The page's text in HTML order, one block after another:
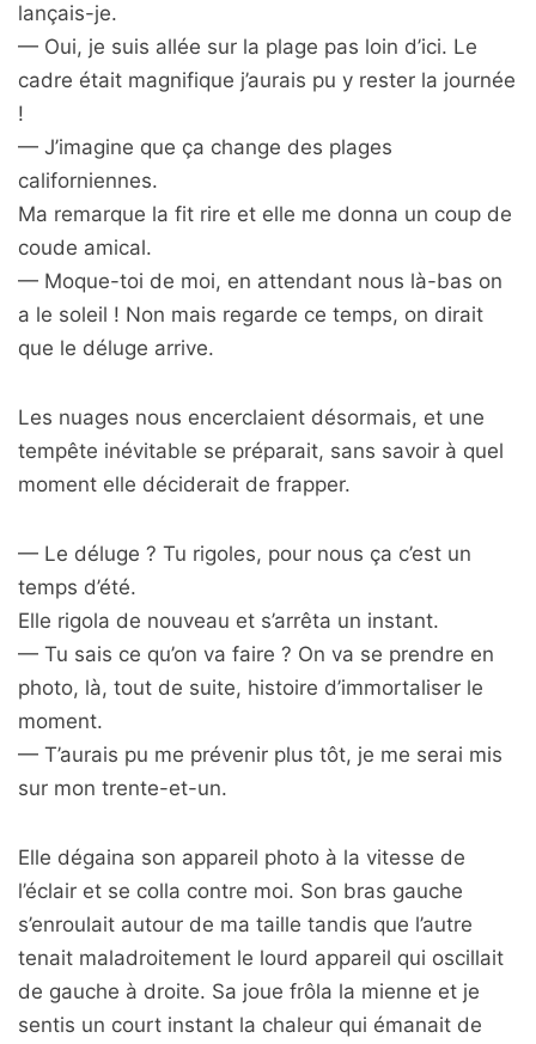
lançais-je.
— Oui, je suis allée sur la plage pas loin d’ici. Le
cadre était magnifique j’aurais pu y rester la journée
!
— J’imagine que ça change des plages
californiennes.
Ma remarque la fit rire et elle me donna un coup de
coude amical.
— Moque-toi de moi, en attendant nous là-bas on
a le soleil ! Non mais regarde ce temps, on dirait
que le déluge arrive.
Les nuages nous encerclaient désormais, et une
tempête inévitable se préparait, sans savoir à quel
moment elle déciderait de frapper.
— Le déluge ? Tu rigoles, pour nous ça c’est un
temps d’été.
Elle rigola de nouveau et s’arrêta un instant.
— Tu sais ce qu’on va faire ? On va se prendre en
photo, là, tout de suite, histoire d’immortaliser le
moment.
— T’aurais pu me prévenir plus tôt, je me serai mis
sur mon trente-et-un.
Elle dégaina son appareil photo à la vitesse de
l’éclair et se colla contre moi. Son bras gauche
s’enroulait autour de ma taille tandis que l’autre
tenait maladroitement le lourd appareil qui oscillait
de gauche à droite. Sa joue frôla la mienne et je
sentis un court instant la chaleur qui émanait de